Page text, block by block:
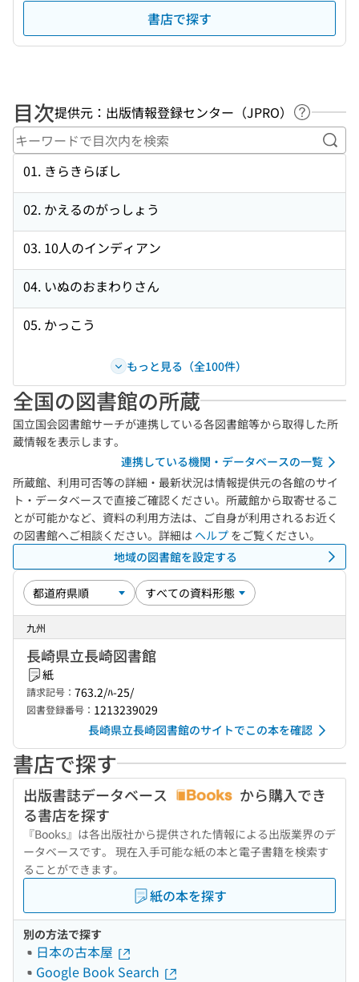
書店で探す
目次提供元：出版情報登録センター（JPRO）
ヘルプペ
キ
01. きらきらぼし
02. かえるのがっしょう
03. 10人のインディアン
04. いぬのおまわりさん
05. かっこう
もっと見る（全100件）
全国の図書館の所蔵
国立国会図書館サーチが連携している各図書館等から取得した所
蔵情報を表示します。
連携している機関・データベースの一覧
所蔵館、利用可否等の詳細・最新状況は情報提供元の各館のサイ
ト・データベースで直接ご確認ください。所蔵館から取寄せるこ
とが可能かなど、資料の利用方法は、ご自身が利用されるお近く
の図書館へご相談ください。詳細は ヘルプ をご覧ください。
地域の図書館を設定する
九州
長崎県立長崎図書館
紙
請求記号： 763.2/ﾊ-25/
図書登録番号： 1213239029
長崎県立長崎図書館のサイトでこの本を確認
書店で探す
出版書誌データベース
から購入でき
る書店を探す
『Books』は各出版社から提供された情報による出版業界のデ
ータベースです。 現在入手可能な紙の本と電子書籍を検索す
ることができます。
紙の本を探す
別の方法で探す
日本の古本屋
Google Book Search